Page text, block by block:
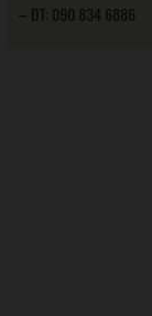
– ĐT: 090 834 6886